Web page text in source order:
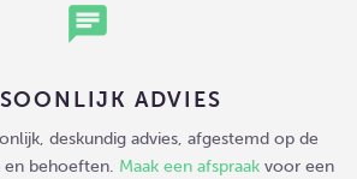
chat
ADVIES
deskundig advies, afgestemd op de
en behoeften. Maak een afspraakvoor een